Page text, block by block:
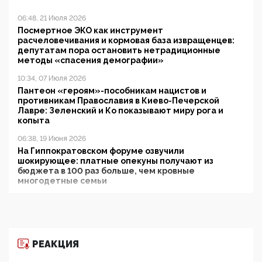
06:48, 21 Июля 2026
Посмертное ЭКО как инструмент
расчеловечивания и кормовая база извращенцев:
депутатам пора остановить нетрадиционные
методы «спасения демографии»
10:34, 07 Июля 2026
Пантеон «героям»-пособникам нацистов и
противникам Православия в Киево-Печерской
Лавре: Зеленский и Ко показывают миру рога и
копыта
06:38, 19 Июня 2026
На Гиппократовском форуме озвучили
шокирующее: платные опекуны получают из
бюджета в 100 раз больше, чем кровные
многодетные семьи
11:53, 09 Июня 2026
РЕАКЦИЯ